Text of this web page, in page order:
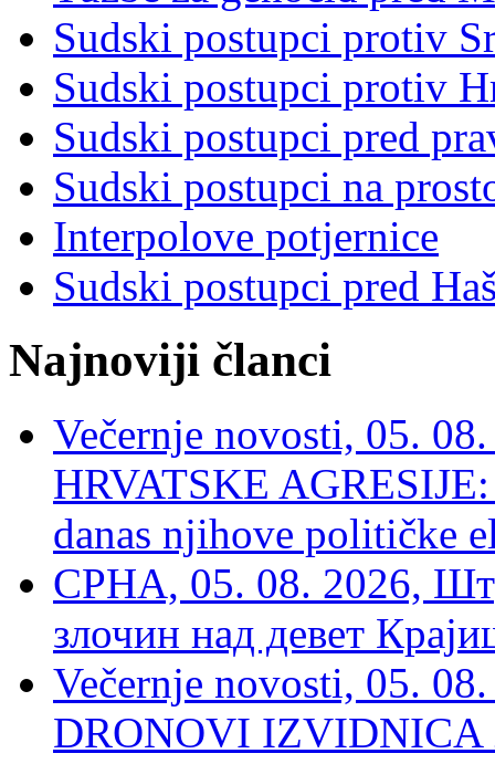
Sudski postupci protiv
Sudski postupci protiv
Sudski postupci pred
Sudski postupci na
Interpolove potjernice
Sudski postupci pred
Najnoviji članci
Večernje novosti, 05.
HRVATSKE
danas njihove političke
СРНА, 05. 08. 2026,
злочин над девет
Večernje novosti, 05.
DRONOVI IZVIDNICA